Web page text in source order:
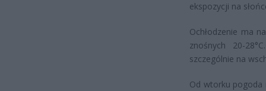
ekspozycji na
Ochłodzenie ma
znośnych 20-
szczególnie na
Od wtorku pogoda